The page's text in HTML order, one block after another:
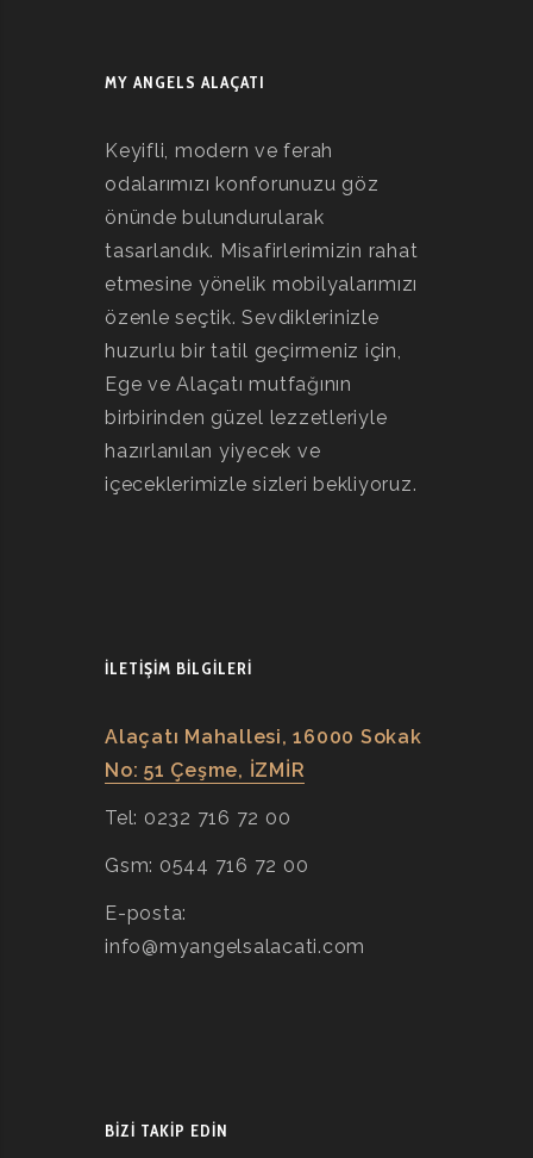
MY ANGELS ALAÇATI
Keyifli, modern ve ferah
odalarımızı konforunuzu göz
önünde bulundurularak
tasarlandık. Misafirlerimizin rahat
etmesine yönelik mobilyalarımızı
özenle seçtik. Sevdiklerinizle
huzurlu bir tatil geçirmeniz için,
Ege ve Alaçatı mutfağının
birbirinden güzel lezzetleriyle
hazırlanılan yiyecek ve
içeceklerimizle sizleri bekliyoruz.
İLETIŞIM BILGILERI
Alaçatı Mahallesi, 16000 Sokak
No: 51 Çeşme, İZMİR
Tel: 0232 716 72 00
Gsm: 0544 716 72 00
E-posta:
info@myangelsalacati.com
BIZI TAKIP EDIN